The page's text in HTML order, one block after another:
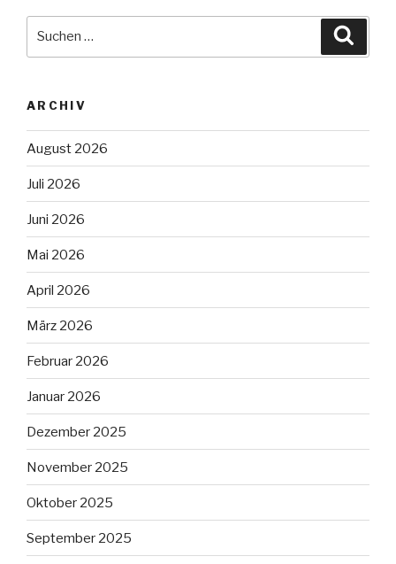
ARCHIV
August 2026
Juli 2026
Juni 2026
Mai 2026
April 2026
März 2026
Februar 2026
Januar 2026
Dezember 2025
November 2025
Oktober 2025
September 2025